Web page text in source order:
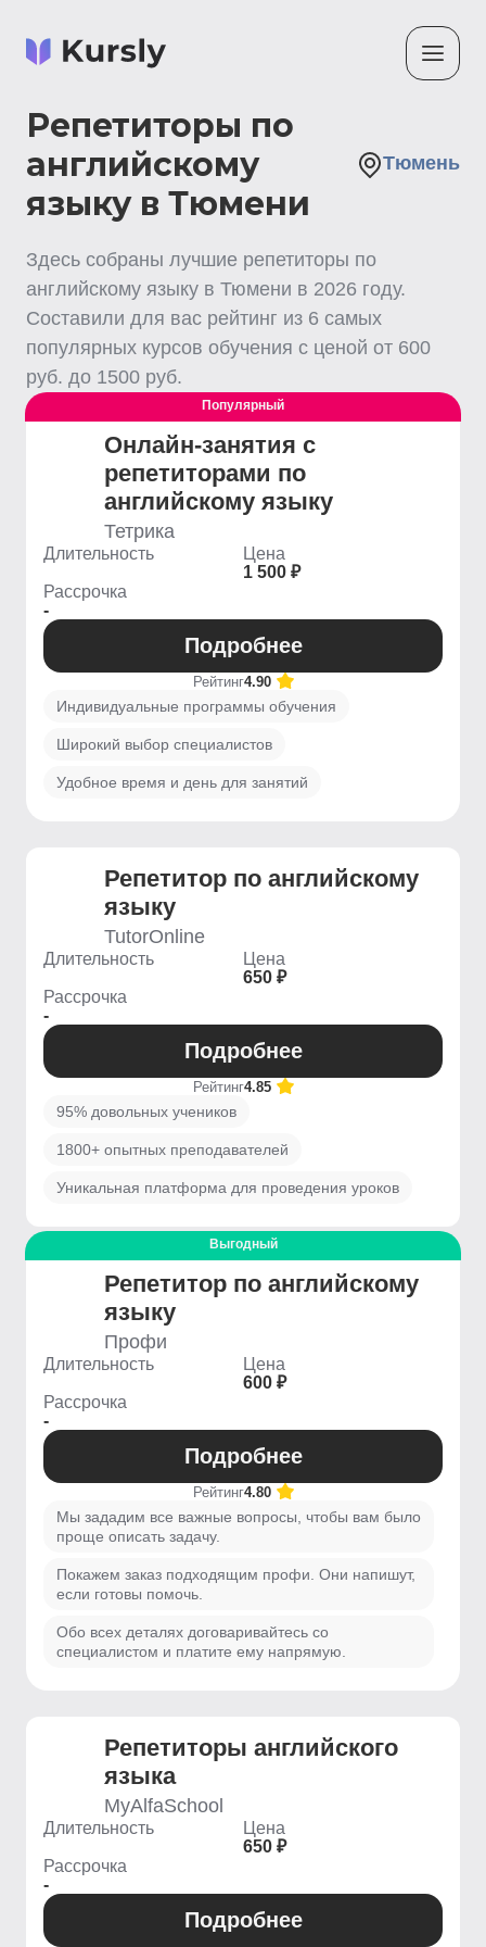
Репетиторы по
английскому
языку в Тюмени
Тюмень
Здесь собраны лучшие репетиторы по
английскому языку в Тюмени в 2026 году.
Составили для вас рейтинг из 6 самых
популярных курсов обучения с ценой от 600
руб. до 1500 руб.
Популярный
Онлайн-занятия с
репетиторами по
английскому языку
Тетрика
Длительность
Цена
1 500 ₽
Рассрочка
-
Подробнее
Рейтинг4.90
Индивидуальные программы обучения
Широкий выбор специалистов
Удобное время и день для занятий
Репетитор по английскому
языку
TutorOnline
Длительность
Цена
650 ₽
Рассрочка
-
Подробнее
Рейтинг4.85
95% довольных учеников
1800+ опытных преподавателей
Уникальная платформа для проведения уроков
Выгодный
Репетитор по английскому
языку
Профи
Длительность
Цена
600 ₽
Рассрочка
-
Подробнее
Рейтинг4.80
Мы зададим все важные вопросы, чтобы вам было
проще описать задачу.
Покажем заказ подходящим профи. Они напишут,
если готовы помочь.
Обо всех деталях договаривайтесь со
специалистом и платите ему напрямую.
Репетиторы английского
языка
MyAlfaSchool
Длительность
Цена
650 ₽
Рассрочка
-
Подробнее